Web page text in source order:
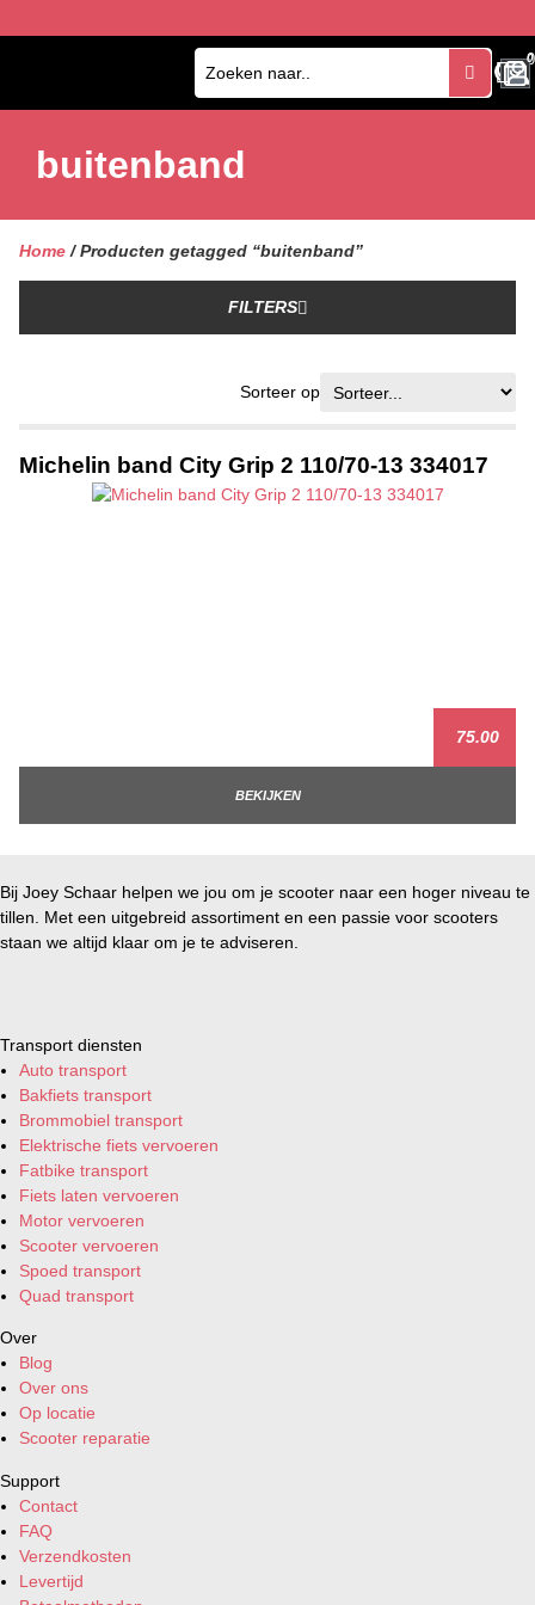
0
0
buitenband
Home / Producten getagged “buitenband”
FILTERS
Sorteer op
Michelin band City Grip 2 110/70-13 334017
75.00
BEKIJKEN
Bij Joey Schaar helpen we jou om je scooter naar een hoger niveau te
tillen. Met een uitgebreid assortiment en een passie voor scooters
staan we altijd klaar om je te adviseren.
Transport diensten
Auto transport
Bakfiets transport
Brommobiel transport
Elektrische fiets vervoeren
Fatbike transport
Fiets laten vervoeren
Motor vervoeren
Scooter vervoeren
Spoed transport
Quad transport
Over
Blog
Over ons
Op locatie
Scooter reparatie
Support
Contact
FAQ
Verzendkosten
Levertijd